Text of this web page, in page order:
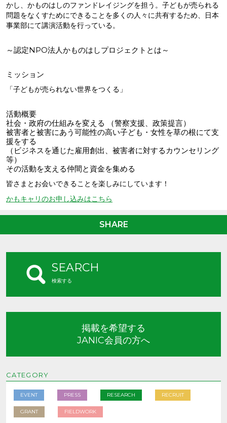
かし、かものはしのファンドレイジングを担う。子どもが売られる
問題をなくすためにできることを多くの人々に共有するため、日本
事業部にて講演活動を行っている。
～認定NPO法人かものはしプロジェクトとは～
ミッション
「子どもが売られない世界をつくる」
活動概要
社会・政府の仕組みを変える （警察支援、政策提言）
被害者と被害にあう可能性の高い子ども・女性を草の根にて支
援をする
（ビジネスを通じた雇用創出、被害者に対するカウンセリング
等）
その活動を支える仲間と資金を集める
皆さまとお会いできることを楽しみにしています！
かもキャリのお申し込みはこちら
SHARE
SEARCH
検索する
掲載を希望する
JANIC会員の方へ
CATEGORY
EVENT PRESS RESEARCH RECRUIT
GRANT FIELDWORK